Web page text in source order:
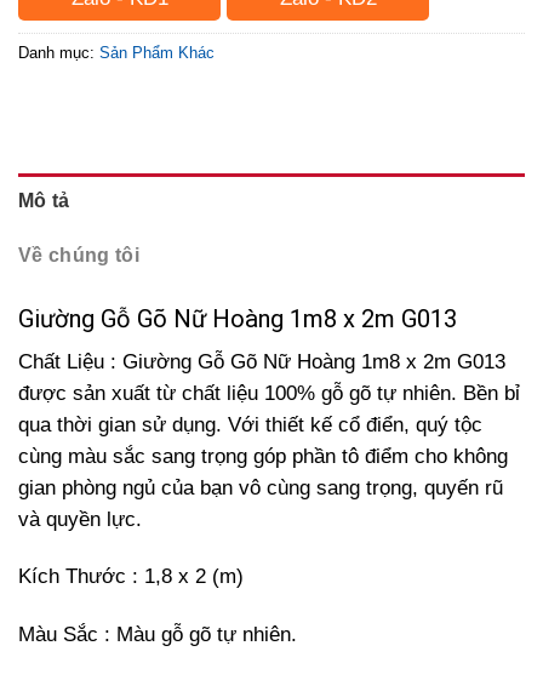
Danh mục: Sản Phẩm Khác
Mô tả
Về chúng tôi
Giường Gỗ Gõ Nữ Hoàng 1m8 x 2m G013
Chất Liệu : Giường Gỗ Gõ Nữ Hoàng 1m8 x 2m G013
được sản xuất từ chất liệu 100% gỗ gõ tự nhiên. Bền bỉ
qua thời gian sử dụng. Với thiết kế cổ điển, quý tộc
cùng màu sắc sang trọng góp phần tô điểm cho không
gian phòng ngủ của bạn vô cùng sang trọng, quyến rũ
và quyền lực.
Kích Thước : 1,8 x 2 (m)
Màu Sắc : Màu gỗ gõ tự nhiên.